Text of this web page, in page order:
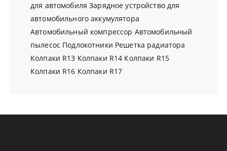
для автомобиля Зарядное устройство для
автомобильного аккумулятора
Автомобильный компрессор Автомобильный
пылесос Подлокотники Решетка радиатора
Колпаки R13 Колпаки R14 Колпаки R15
Колпаки R16 Колпаки R17